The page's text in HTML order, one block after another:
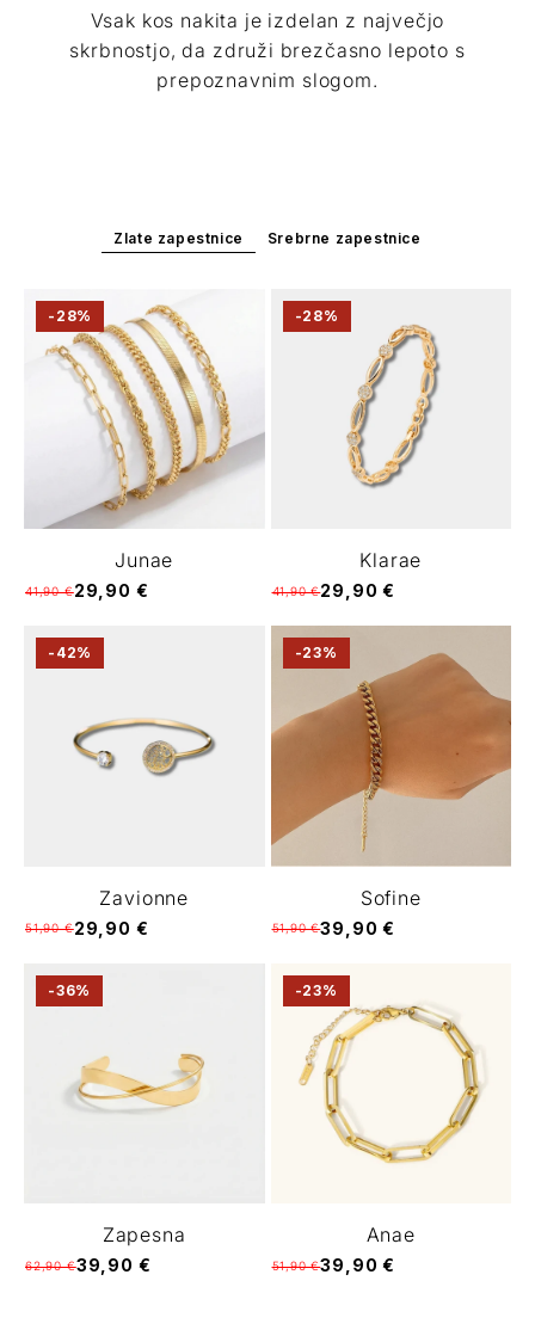
Vsak kos nakita je izdelan z največjo
skrbnostjo, da združi brezčasno lepoto s
prepoznavnim slogom.
Zlate zapestnice Srebrne zapestnice
-28%
Junae
41,90 €29,90 €
-28%
Klarae
41,90 €29,90 €
-42%
Zavionne
51,90 €29,90 €
-23%
Sofine
51,90 €39,90 €
-36%
Zapesna
62,90 €39,90 €
-23%
Anae
51,90 €39,90 €